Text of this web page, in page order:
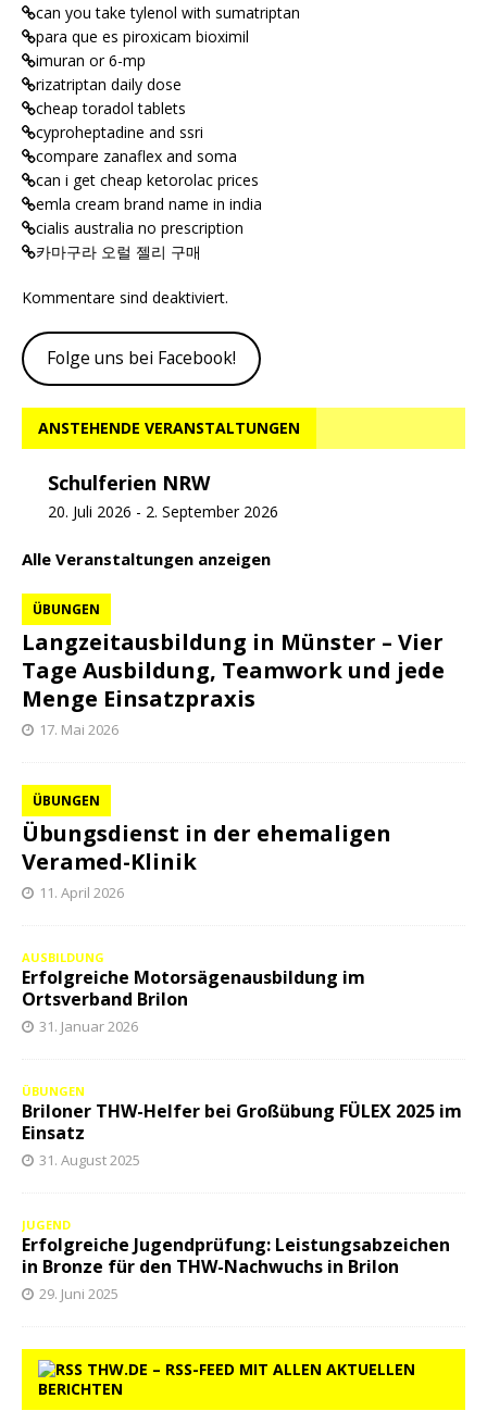
can you take tylenol with sumatriptan
para que es piroxicam bioximil
imuran or 6-mp
rizatriptan daily dose
cheap toradol tablets
cyproheptadine and ssri
compare zanaflex and soma
can i get cheap ketorolac prices
emla cream brand name in india
cialis australia no prescription
카마구라 오럴 젤리 구매
Kommentare sind deaktiviert.
Folge uns bei Facebook!
ANSTEHENDE VERANSTALTUNGEN
Schulferien NRW
20. Juli 2026 - 2. September 2026
Alle Veranstaltungen anzeigen
Langzeitausbildung in Münster – Vier
Tage Ausbildung, Teamwork und jede
Menge Einsatzpraxis
ÜBUNGEN
17. Mai 2026
Übungsdienst in der ehemaligen
Veramed-Klinik
ÜBUNGEN
11. April 2026
AUSBILDUNG
Erfolgreiche Motorsägenausbildung im
Ortsverband Brilon
31. Januar 2026
ÜBUNGEN
Briloner THW-Helfer bei Großübung FÜLEX 2025 im
Einsatz
31. August 2025
JUGEND
Erfolgreiche Jugendprüfung: Leistungsabzeichen
in Bronze für den THW-Nachwuchs in Brilon
29. Juni 2025
THW.DE – RSS-FEED MIT ALLEN AKTUELLEN
BERICHTEN